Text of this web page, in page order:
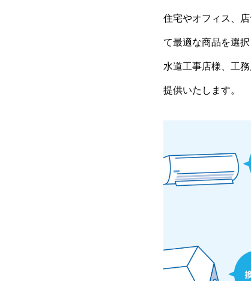
住宅やオフィス、
て最適な商品を選
水道工事店様、工
提供いたします。